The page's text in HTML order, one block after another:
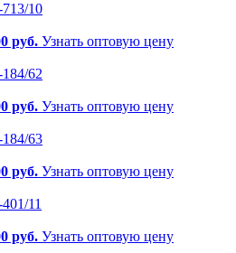
10
руб. Узнать оптовую цену
62
руб. Узнать оптовую цену
63
руб. Узнать оптовую цену
11
руб. Узнать оптовую цену